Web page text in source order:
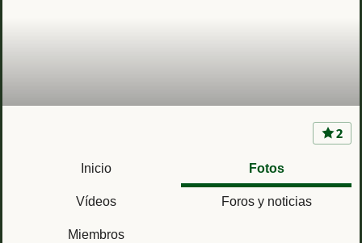
2
Inicio Fotos
Vídeos Foros y noticias
Miembros